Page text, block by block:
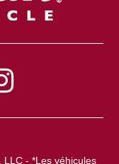
- *Les véhicules